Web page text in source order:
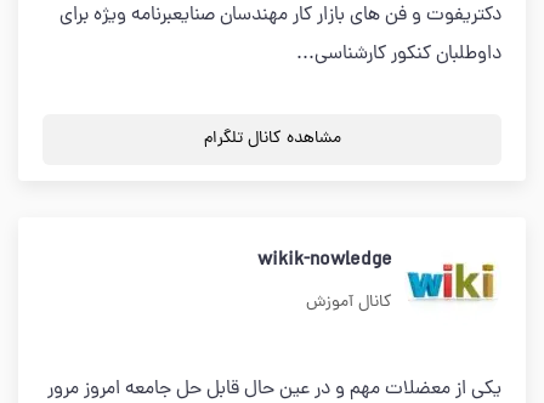
دکتریفوت و فن های بازار کار مهندسان صنایعبرنامه ویژه برای
داوطلبان کنکور کارشناسی...
مشاهده کانال تلگرام
wikik-nowledge
کانال آموزش
یکی از معضلات مهم و در عین حال قابل حل جامعه امروز مرور